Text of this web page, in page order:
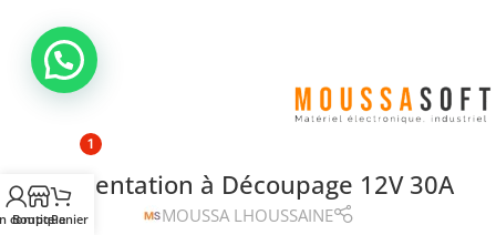
Alimentation à Découpage 12V 30A
MOUSSA LHOUSSAINE
compte
BoutiquePanier
1